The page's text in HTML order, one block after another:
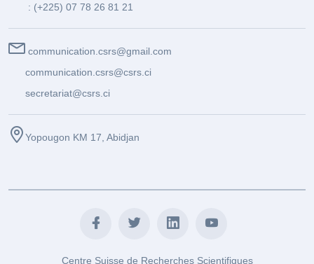
: (+225) 07 78 26 81 21
communication.csrs@gmail.com
communication.csrs@csrs.ci
secretariat@csrs.ci
Yopougon KM 17, Abidjan
Centre Suisse de Recherches Scientifiques